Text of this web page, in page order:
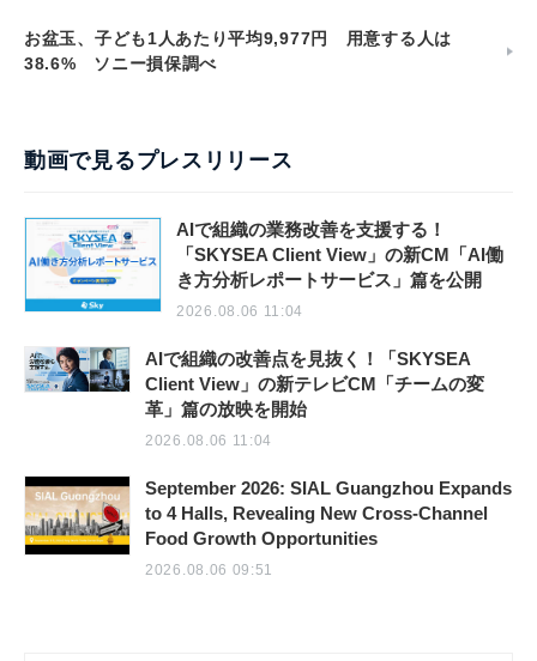
お盆玉、子ども1人あたり平均9,977円 用意する人は
38.6% ソニー損保調べ
動画で見るプレスリリース
AIで組織の業務改善を支援する！
「SKYSEA Client View」の新CM「AI働
き方分析レポートサービス」篇を公開
2026.08.06 11:04
AIで組織の改善点を見抜く！「SKYSEA
Client View」の新テレビCM「チームの変
革」篇の放映を開始
2026.08.06 11:04
September 2026: SIAL Guangzhou Expands
to 4 Halls, Revealing New Cross-Channel
Food Growth Opportunities
2026.08.06 09:51